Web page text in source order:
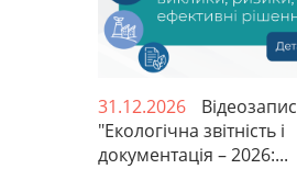
31.12.2026
Відеозапис
"Екологічна звітність і
документація – 2026:...